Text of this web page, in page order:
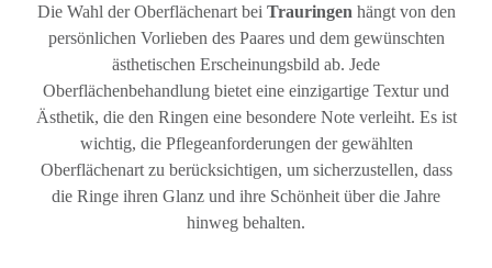
Die Wahl der Oberflächenart bei Trauringen hängt von den
persönlichen Vorlieben des Paares und dem gewünschten
ästhetischen Erscheinungsbild ab. Jede
Oberflächenbehandlung bietet eine einzigartige Textur und
Ästhetik, die den Ringen eine besondere Note verleiht. Es ist
wichtig, die Pflegeanforderungen der gewählten
Oberflächenart zu berücksichtigen, um sicherzustellen, dass
die Ringe ihren Glanz und ihre Schönheit über die Jahre
hinweg behalten.